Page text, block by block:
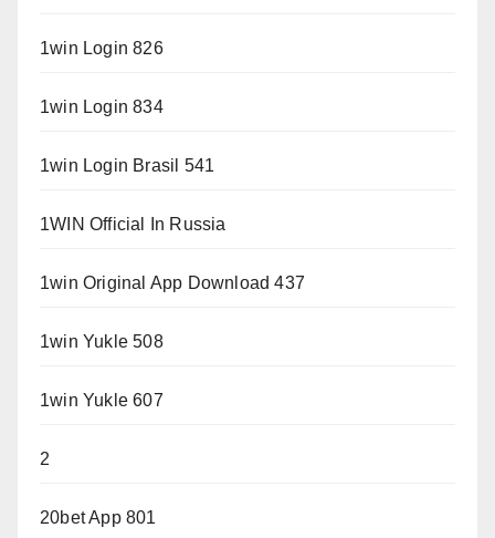
1win Login 826
1win Login 834
1win Login Brasil 541
1WIN Official In Russia
1win Original App Download 437
1win Yukle 508
1win Yukle 607
2
20bet App 801